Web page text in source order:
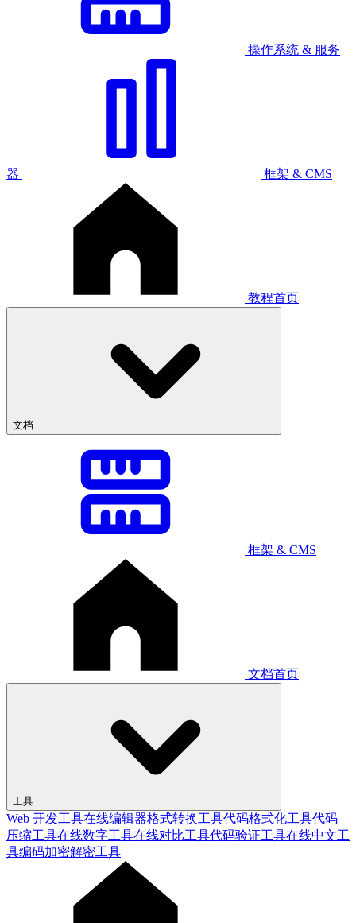
操作系统 & 服务
器 框架 & CMS
教程首页
文档
框架 & CMS
文档首页
工具
Web 开发工具在线编辑器格式转换工具代码格式化工具代码
压缩工具在线数字工具在线对比工具代码验证工具在线中文工
具编码加密解密工具